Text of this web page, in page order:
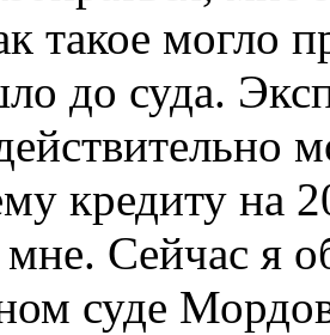
такое могло
до суда.
кредиту на
мне. Сейчас я
суде